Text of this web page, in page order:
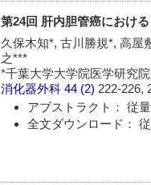
第24回 肝内胆管癌におけ
久保木知*, 古川勝規*, 高屋
之***
*千葉大学大学院医学研究
消化器外科 44 (2) 222-226,
アブストラクト： 従
全文ダウンロード：